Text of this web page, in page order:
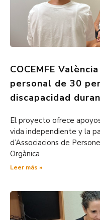
COCEMFE
personal de 30
discapacidad
El proyecto ofrece
vida independiente y la
d’Associacions de
Orgànica
Leer más »